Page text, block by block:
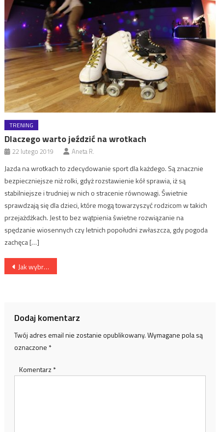
TRENING
Dlaczego warto jeździć na wrotkach
22 lutego 2019 Aneta R.
Jazda na wrotkach to zdecydowanie sport dla każdego. Są znacznie
bezpieczniejsze niż rolki, gdyż rozstawienie kół sprawia, iż są
stabilniejsze i trudniej w nich o stracenie równowagi. Świetnie
sprawdzają się dla dzieci, które mogą towarzyszyć rodzicom w takich
przejażdżkach. Jest to bez wątpienia świetne rozwiązanie na
spędzanie wiosennych czy letnich popołudni zwłaszcza, gdy pogoda
zachęca […]
Nawigacja
Jak wybrać matę do ćwiczeń w domu?
Dodaj komentarz
Twój adres email nie zostanie opublikowany.Wymagane pola są
oznaczone *
Komentarz *